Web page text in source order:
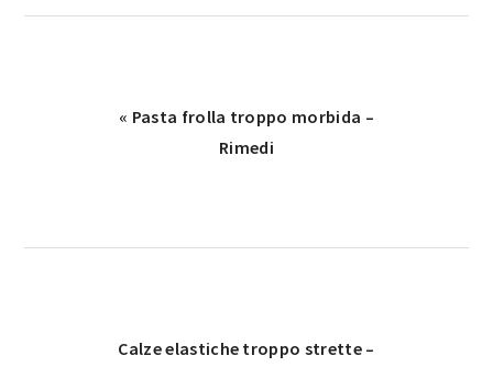
Previous
« Pasta frolla troppo morbida –
Rimedi​​
Next
Calze elastiche troppo strette​ –